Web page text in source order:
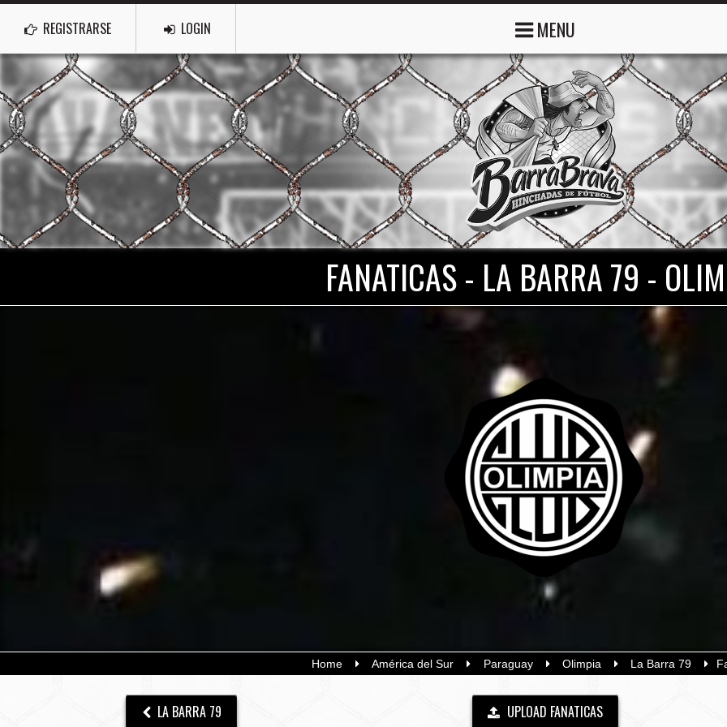
REGISTRARSE LOGIN MENU
FANATICAS - LA BARRA 79 -
Home América del Sur Paraguay Olimpia La Barra 79
LA BARRA 79 UPLOAD FANATICAS